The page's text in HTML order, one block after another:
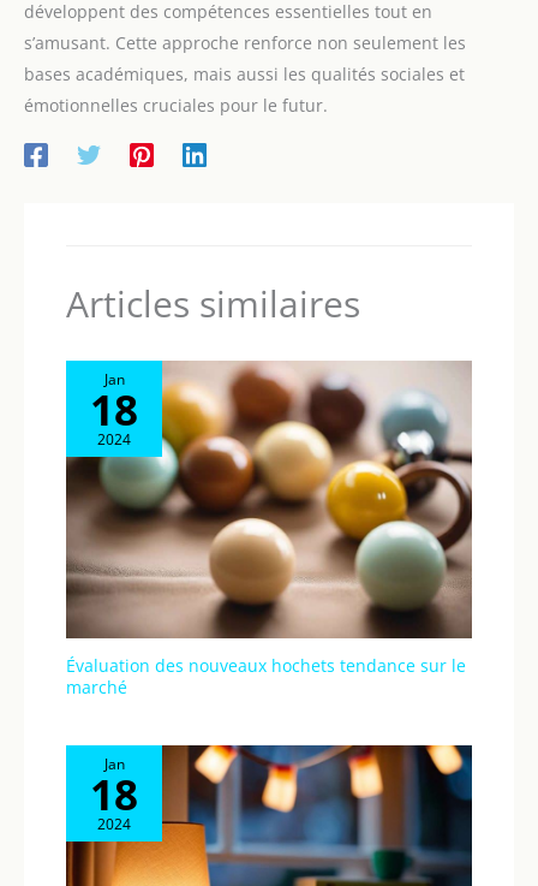
développent des compétences essentielles tout en
s’amusant. Cette approche renforce non seulement les
bases académiques, mais aussi les qualités sociales et
émotionnelles cruciales pour le futur.
Articles similaires
Jan
18
2024
Évaluation des nouveaux hochets tendance sur le
marché
Jan
18
2024